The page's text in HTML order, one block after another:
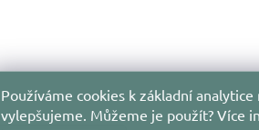
Používáme cookies k základní
vylepšujeme. Můžeme je použít? Více